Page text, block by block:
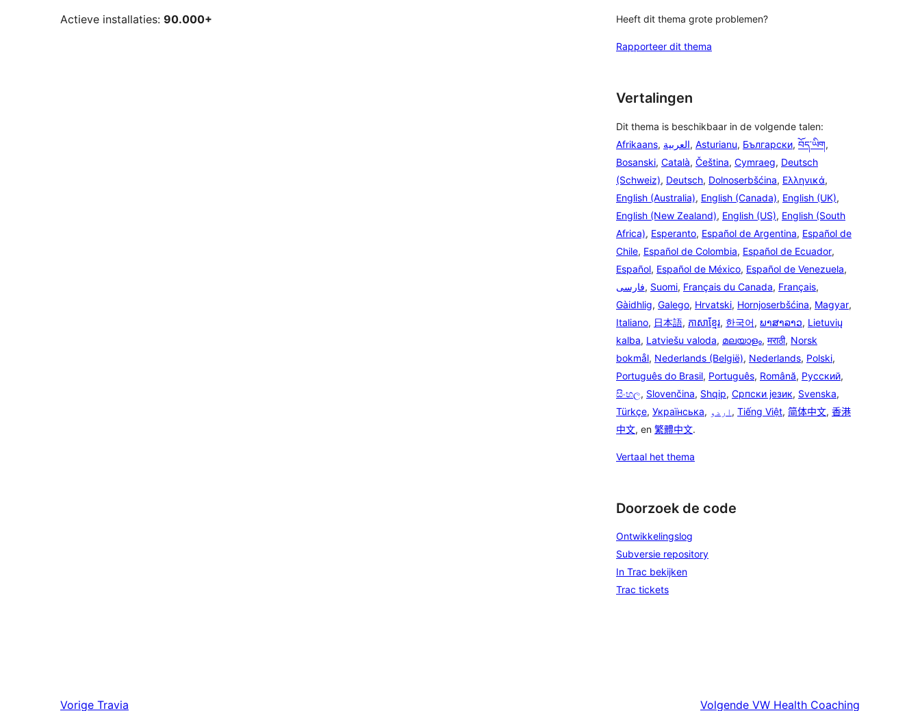
Actieve installaties: 90.000+ Heeft dit thema grote problemen?
Rapporteer dit thema
Vertalingen
Dit thema is beschikbaar in de volgende talen:
Afrikaans, العربية, Asturianu, Български, བོད་ཡིག,
Bosanski, Català, Čeština, Cymraeg, Deutsch
(Schweiz), Deutsch, Dolnoserbšćina, Ελληνικά,
English (Australia), English (Canada), English (UK),
English (New Zealand), English (US), English (South
Africa), Esperanto, Español de Argentina, Español de
Chile, Español de Colombia, Español de Ecuador,
Español, Español de México, Español de Venezuela,
فارسی, Suomi, Français du Canada, Français,
Gàidhlig, Galego, Hrvatski, Hornjoserbšćina, Magyar,
Italiano, 日本語, ភាសាខ្មែរ, 한국어, ພາສາລາວ, Lietuvių
kalba, Latviešu valoda, മലയാളം, मराठी, Norsk
bokmål, Nederlands (België), Nederlands, Polski,
Português do Brasil, Português, Română, Русский,
සිංහල, Slovenčina, Shqip, Српски језик, Svenska,
Türkçe, Українська, اردو , Tiếng Việt, 简体中文, 香港
中文, en 繁體中文.
Vertaal het thema
Doorzoek de code
Ontwikkelingslog
Subversie repository
In Trac bekijken
Trac tickets
Vorige Travia Volgende VW Health Coaching